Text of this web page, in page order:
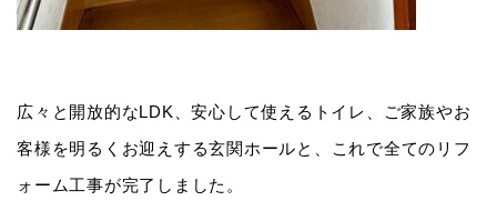
広々と開放的なLDK、安心して使えるトイレ、ご家族やお
客様を明るくお迎えする玄関ホールと、これで全てのリフ
ォーム工事が完了しました。